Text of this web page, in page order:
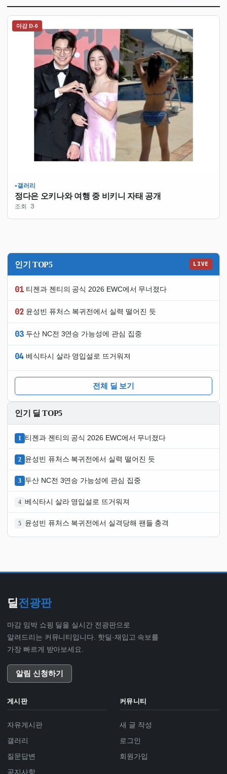
마감 D-0
● 갤러리
정다은 오키나와 여행 중 비키니 자태 공개
조회 3
인기 TOP5 LIVE
01 티젠과 젠티의 공식 2026 EWC에서 무너졌다
02 윤성빈 퓨처스 복귀전에서 실력 떨어진 듯
03 두산 NC전 3연승 가능성에 관심 집중
04 베식타시 살라 영입설로 뜨거워져
전체 딜 보기
인기 딜 TOP5
1 티젠과 젠티의 공식 2026 EWC에서 무너졌다
2 윤성빈 퓨처스 복귀전에서 실력 떨어진 듯
3 두산 NC전 3연승 가능성에 관심 집중
4 베식타시 살라 영입설로 뜨거워져
5 윤성빈 퓨처스 복귀전에서 실격당해 팬들 충격
딜전광판
마감 임박 쇼핑 딜을 실시간 전광판으로
알려드리는 커뮤니티입니다. 핫딜·재입고 속보를
가장 빠르게 받아보세요.
알림 신청하기
게시판
자유게시판
갤러리
질문답변
공지사항
커뮤니티
새 글 작성
로그인
회원가입